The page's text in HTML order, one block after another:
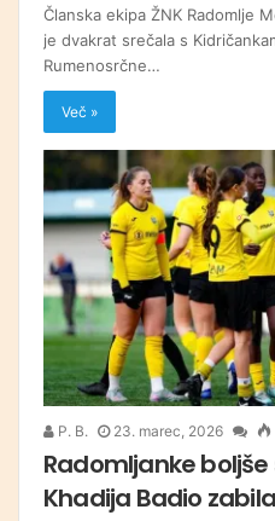
Članska ekipa ŽNK Radomlje
je dvakrat srečala s
Rumenosrčne…
Več »
P. B. 23. marec, 2026
Radomljanke
Khadija Badio